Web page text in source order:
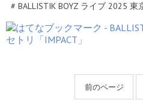
# BALLISTIK BOYZ ライブ 2025 東
前のページ